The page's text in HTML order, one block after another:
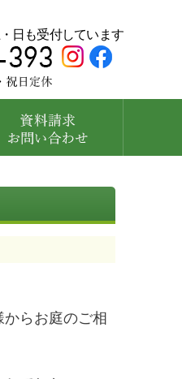
日も受付しています
らお庭のご相